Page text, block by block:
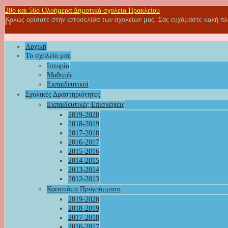
20o και 56ο Ολοήμερα Δημοτικά σχολεία Ηρακλείου
Καλώς ορίσατε στην ιστοσελίδα των σχολείων μας. Σας ευχόμαστε καλή
Αρχική
Το σχολείο μας
Ιστορία
Μαθητές
Εκπαιδευτικοί
Σχολικές Δραστηριότητες
Εκπαιδευτικές Επισκέψεις
2019-2020
2018-2019
2017-2018
2016-2017
2015-2016
2014-2015
2013-2014
2012-2013
Καινοτόμα Προγράμματα
2019-2020
2018-2019
2017-2018